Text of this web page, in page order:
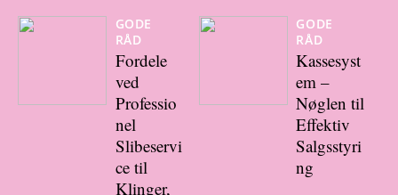
GODE
RÅD
Fordele
ved
Professio
nel
Slibeservi
ce til
Klinger,
GODE
RÅD
Kassesyst
em –
Nøglen til
Effektiv
Salgsstyri
ng